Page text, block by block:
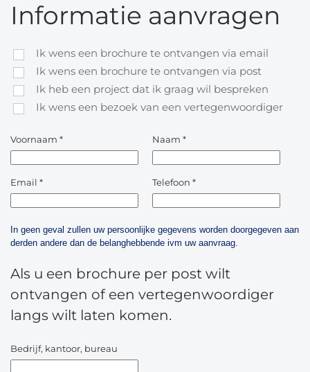
Informatie aanvragen
Ik wens een brochure te ontvangen via email
Ik wens een brochure te ontvangen via post
Ik heb een project dat ik graag wil bespreken
Ik wens een bezoek van een vertegenwoordiger
Voornaam * Naam *
Email * Telefoon *
In geen geval zullen uw persoonlijke gegevens worden doorgegeven aan
derden andere dan de belanghebbende ivm uw aanvraag.
Als u een brochure per post wilt
ontvangen of een vertegenwoordiger
langs wilt laten komen.
Bedrijf, kantoor, bureau